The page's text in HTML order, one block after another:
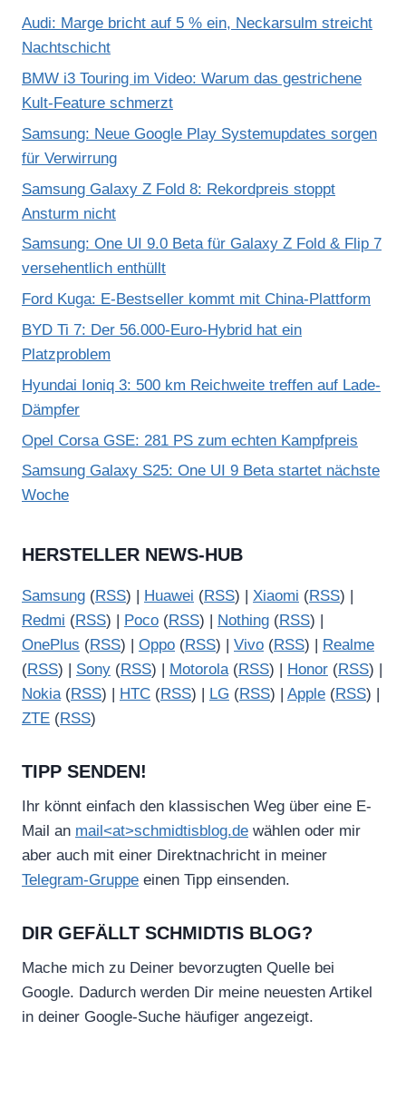
Audi: Marge bricht auf 5 % ein, Neckarsulm streicht
Nachtschicht
BMW i3 Touring im Video: Warum das gestrichene
Kult-Feature schmerzt
Samsung: Neue Google Play Systemupdates sorgen
für Verwirrung
Samsung Galaxy Z Fold 8: Rekordpreis stoppt
Ansturm nicht
Samsung: One UI 9.0 Beta für Galaxy Z Fold & Flip 7
versehentlich enthüllt
Ford Kuga: E-Bestseller kommt mit China-Plattform
BYD Ti 7: Der 56.000-Euro-Hybrid hat ein
Platzproblem
Hyundai Ioniq 3: 500 km Reichweite treffen auf Lade-
Dämpfer
Opel Corsa GSE: 281 PS zum echten Kampfpreis
Samsung Galaxy S25: One UI 9 Beta startet nächste
Woche
HERSTELLER NEWS-HUB
Samsung (RSS) | Huawei (RSS) | Xiaomi (RSS) |
Redmi (RSS) | Poco (RSS) | Nothing (RSS) |
OnePlus (RSS) | Oppo (RSS) | Vivo (RSS) | Realme
(RSS) | Sony (RSS) | Motorola(RSS) | Honor (RSS) |
Nokia(RSS) | HTC (RSS) | LG (RSS) | Apple (RSS) |
ZTE (RSS)
TIPP SENDEN!
Ihr könnt einfach den klassischen Weg über eine E-
Mail an mail<at>schmidtisblog.de wählen oder mir
aber auch mit einer Direktnachricht in meiner
Telegram-Gruppe einen Tipp einsenden.
DIR GEFÄLLT SCHMIDTIS BLOG?
Mache mich zu Deiner bevorzugten Quelle bei
Google. Dadurch werden Dir meine neuesten Artikel
in deiner Google-Suche häufiger angezeigt.